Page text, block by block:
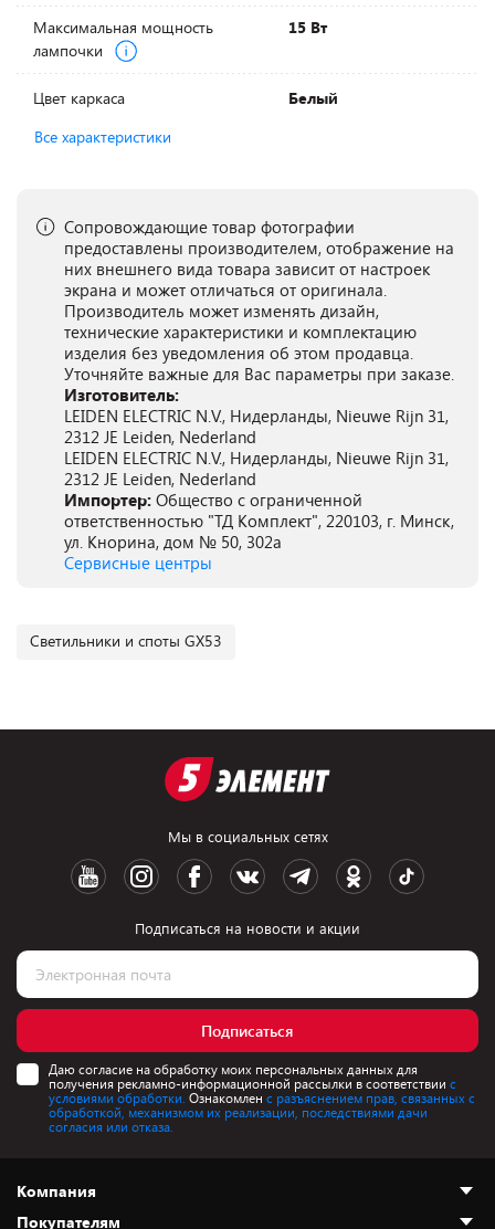
Максимальная мощность
лампочки
15 Вт
Цвет каркаса
Белый
Все характеристики
Сопровождающие товар фотографии
предоставлены производителем, отображение на
них внешнего вида товара зависит от настроек
экрана и может отличаться от оригинала.
Производитель может изменять дизайн,
технические характеристики и комплектацию
изделия без уведомления об этом продавца.
Уточняйте важные для Вас параметры при заказе.
Изготовитель:
LEIDEN ELECTRIC N.V., Нидерланды, Nieuwe Rijn 31,
2312 JE Leiden, Nederland
LEIDEN ELECTRIC N.V., Нидерланды, Nieuwe Rijn 31,
2312 JE Leiden, Nederland
Импортер: Общество с ограниченной
ответственностью "ТД Комплект", 220103, г. Минск,
ул. Кнорина, дом № 50, 302а
Сервисные центры
Светильники и споты GX53
Мы в социальных сетях
Подписаться на новости и акции
Подписаться
Даю согласие на обработку моих персональных данных для
получения рекламно-информационной рассылки в соответствии с
условиями обработки. Ознакомлен с разъяснением прав, связанных с
обработкой, механизмом их реализации, последствиями дачи
согласия или отказа.
Компания
Покупателям